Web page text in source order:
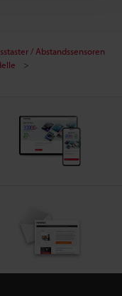
/ Abstandssensoren